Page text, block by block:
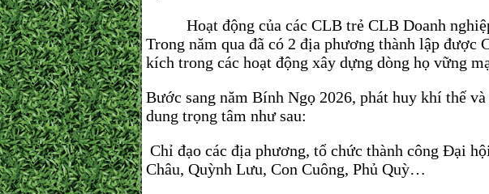
Hoạt động của các CLB trẻ CLB Doanh nghiệp
Trong năm qua đã có 2 địa phương thành lập
kích trong các hoạt động xây dựng dòng họ vững
Bước sang năm Bính Ngọ 2026, phát huy khí thế
dung trọng tâm như sau:
Chỉ đạo các địa phương, tổ chức thành công Đại
Châu, Quỳnh Lưu, Con Cuông, Phủ Quỳ…